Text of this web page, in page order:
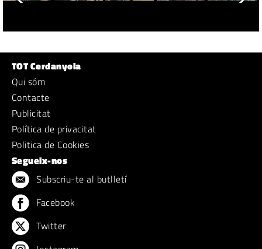
TOT Cerdanyola
Qui sóm
Contacte
Publicitat
Política de privacitat
Politica de Cookies
Segueix-nos
Subscriu-te al butlletí
Facebook
Twitter